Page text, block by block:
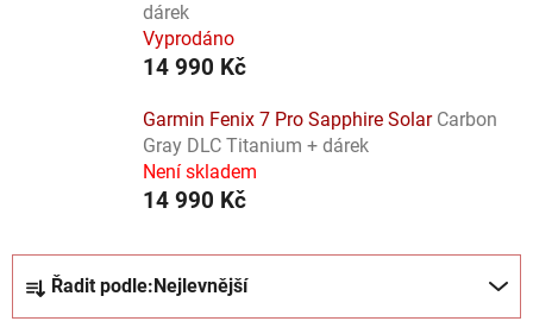
dárek
Vyprodáno
14 990 Kč
Garmin Fenix 7 Pro Sapphire Solar Carbon
Gray DLC Titanium + dárek
Není skladem
14 990 Kč
Řadit podle: Nejlevnější